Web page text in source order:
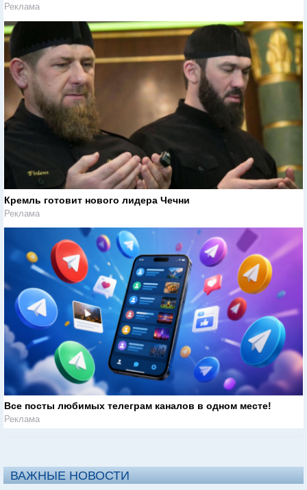
Реклама
Кремль готовит нового лидера Чечни
Реклама
Все посты любимых телеграм каналов в одном месте!
Реклама
ВАЖНЫЕ НОВОСТИ